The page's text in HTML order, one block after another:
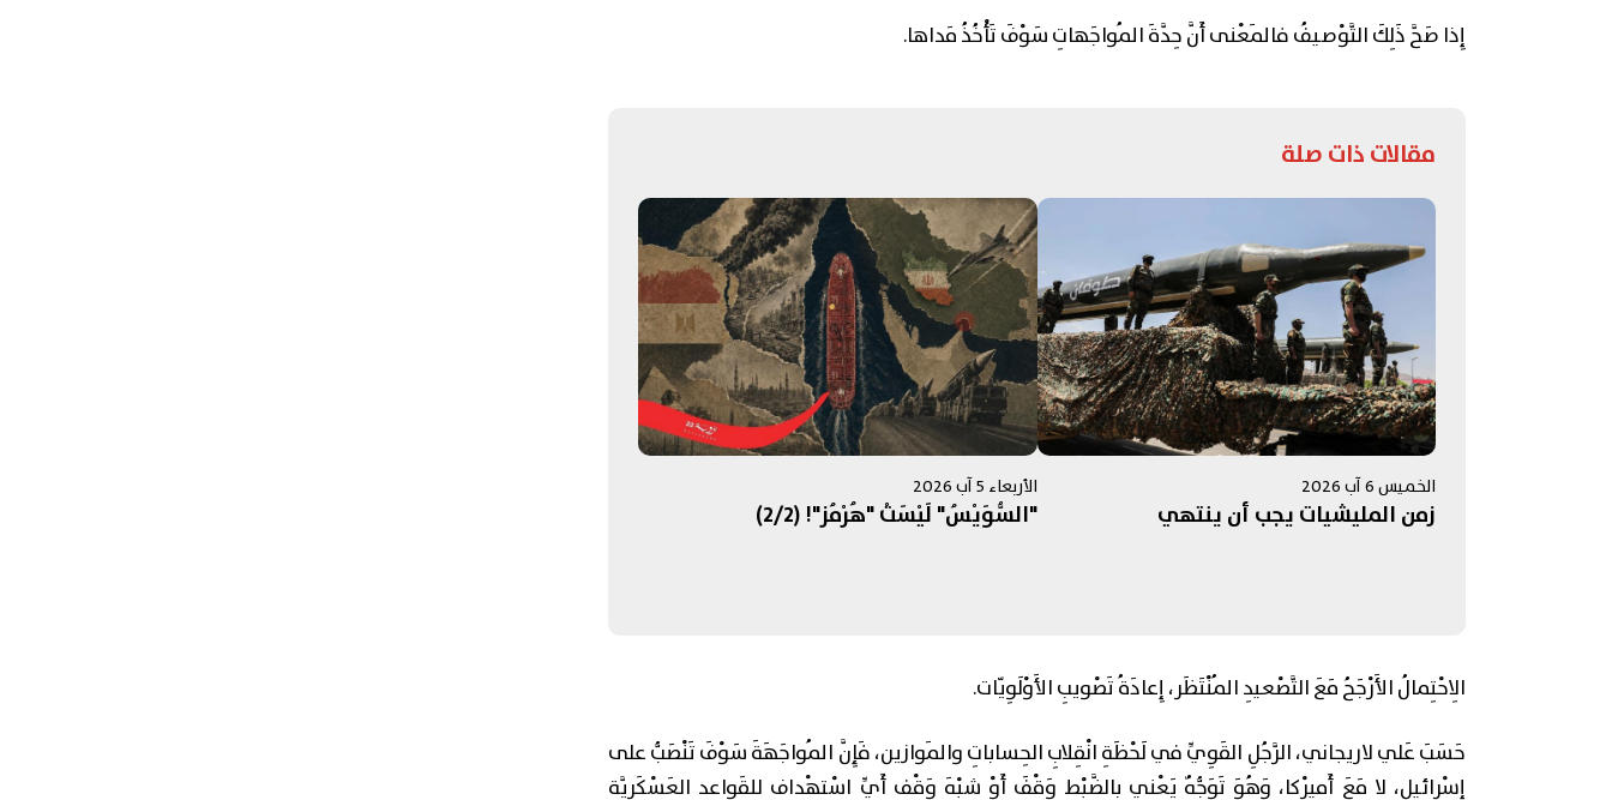
إِذا صَحَّ ذَلِكَ التَّوْصيفُ فالمَعْنى أَنَّ حِدَّةَ المُواجَهاتِ سَوْفَ تَأْخُذُ مَداها.
مقالات ذات صلة
الخميس 6 آب 2026
زمن المليشيات يجب أن ينتهي
الأربعاء 5 آب 2026
"السُّوَيْسُ" لَيْسَتْ "هُرْمُز"! (2/2)
الِاحْتِمالُ الأَرْجَحُ مَعَ التَّصْعيدِ المُنْتَظَر، إِعادَةُ تَصْويبِ الأَوْلَوِيّات.
حَسَبَ عَلي لاريجاني، الرَّجُلِ القَوِيِّ في لَحْظَةِ انْقِلابِ الحِساباتِ والمَوازين، فَإِنَّ المُواجَهَةَ سَوْفَ تَنْصَبُّ على
إِسْرائيل، لا مَعَ أَميرْكا، وَهُوَ تَوَجُّهٌ يَعْني بِالضَّبْطِ وَقْفَ أَوْ شِبْهَ وَقْفِ أَيِّ اسْتِهْدافِ لِلقَواعِدِ العَسْكَرِيَّةِ